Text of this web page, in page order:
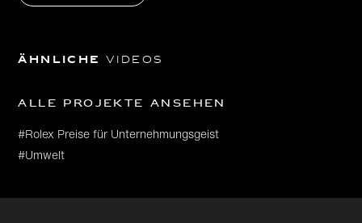
Ähnliche Videos
Alle Projekte ansehen
#Rolex Preise für Unternehmungsgeist
#Umwelt